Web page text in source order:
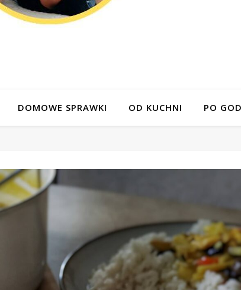
DOMOWE SPRAWKI OD KUCHNI PO